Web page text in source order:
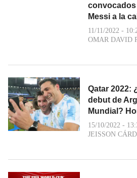
convocados
Messi a la
11/11/2022 -
OMAR DAVID
Qatar 2022:
debut de
Mundial?
15/10/2022 -
JEISSON